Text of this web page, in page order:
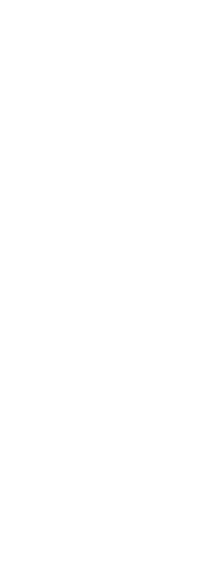
Alpha servis nudi rješenja